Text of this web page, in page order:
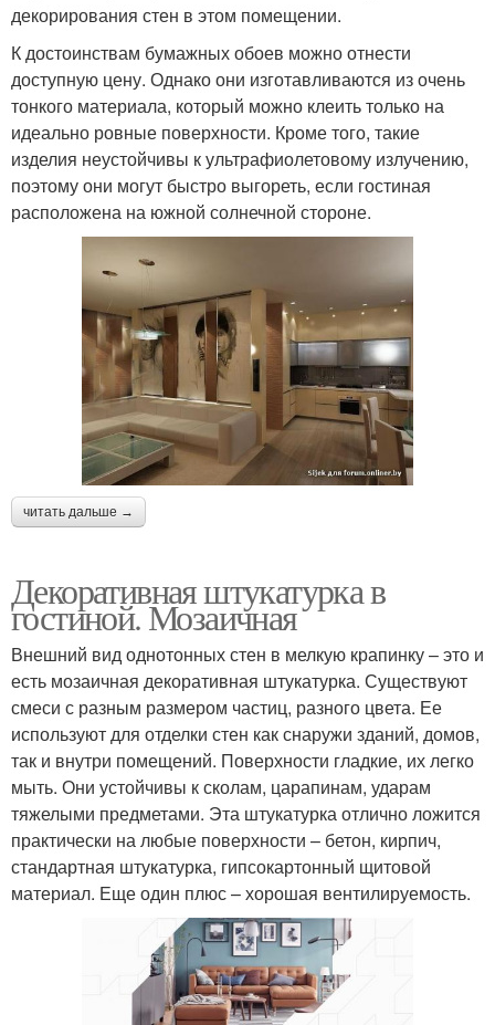
декорирования стен в этом помещении.
К достоинствам бумажных обоев можно отнести
доступную цену. Однако они изготавливаются из очень
тонкого материала, который можно клеить только на
идеально ровные поверхности. Кроме того, такие
изделия неустойчивы к ультрафиолетовому излучению,
поэтому они могут быстро выгореть, если гостиная
расположена на южной солнечной стороне.
читать дальше →
Декоративная штукатурка в
гостиной. Мозаичная
Внешний вид однотонных стен в мелкую крапинку – это и
есть мозаичная декоративная штукатурка. Существуют
смеси с разным размером частиц, разного цвета. Ее
используют для отделки стен как снаружи зданий, домов,
так и внутри помещений. Поверхности гладкие, их легко
мыть. Они устойчивы к сколам, царапинам, ударам
тяжелыми предметами. Эта штукатурка отлично ложится
практически на любые поверхности – бетон, кирпич,
стандартная штукатурка, гипсокартонный щитовой
материал. Еще один плюс – хорошая вентилируемость.